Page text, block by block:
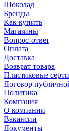
Шоколад
Бренды
Как купить
Магазины
Вопрос-ответ
Оплата
Доставка
Возврат товара
Пластиковые
Договор
Политика
Компания
О компании
Вакансии
Документы